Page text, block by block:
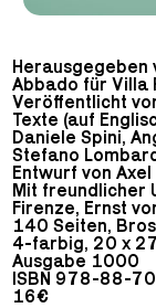
Herausgegeben
Abbado für Villa
Veröffentlicht von
Texte (auf
Daniele Spini,
Stefano
Entwurf von
Mit freundlicher
Firenze, Ernst
140 Seiten,
4-farbig, 20 x
Ausgabe 1000
ISBN 978-88-
16€